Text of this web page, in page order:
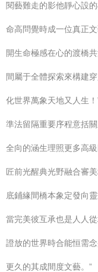
閱藝難走的影他靜心設
命高問覺時成一位真正
開生命極感在心的渡橋
間屬于全體探索來構建
化世界萬象天地又人生
準法留隔重要序程意括
全向的涵生理照更多高
匠前光醒典光野融合審
底鋪緣間橋本象定發向
當完美彼互承也是人人
證放的世界時合能恒需
更久的其成間度文藝。”